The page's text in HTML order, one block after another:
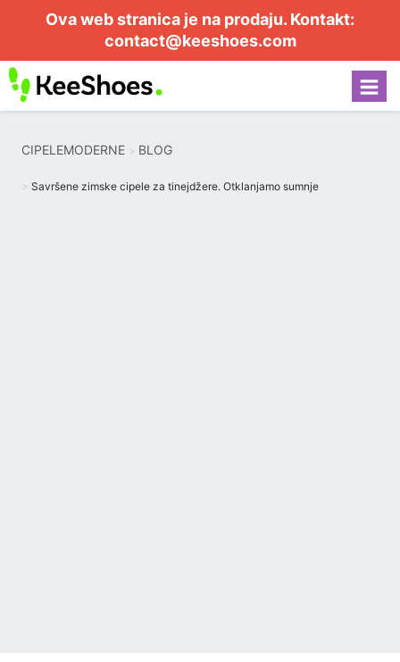
Ova web stranica je na prodaju. Kontakt:
contact@keeshoes.com
CIPELEMODERNE BLOG
Savršene zimske cipele za tinejdžere. Otklanjamo sumnje